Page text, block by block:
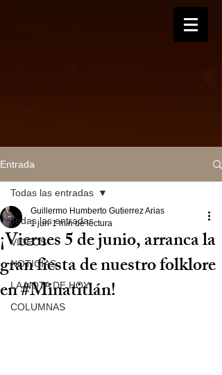
Entrada
Todas las entradas
VIDEOS
NOTICIAS
LA NOTA DE HOY
COLUMNAS
Todas las entradas
¡Viernes 5 de junio, arranca la
gran fiesta de nuestro folklore
en #Minatitlán!
Guillermo Humberto Gutierrez Arias
1 jun 1 min de lectura